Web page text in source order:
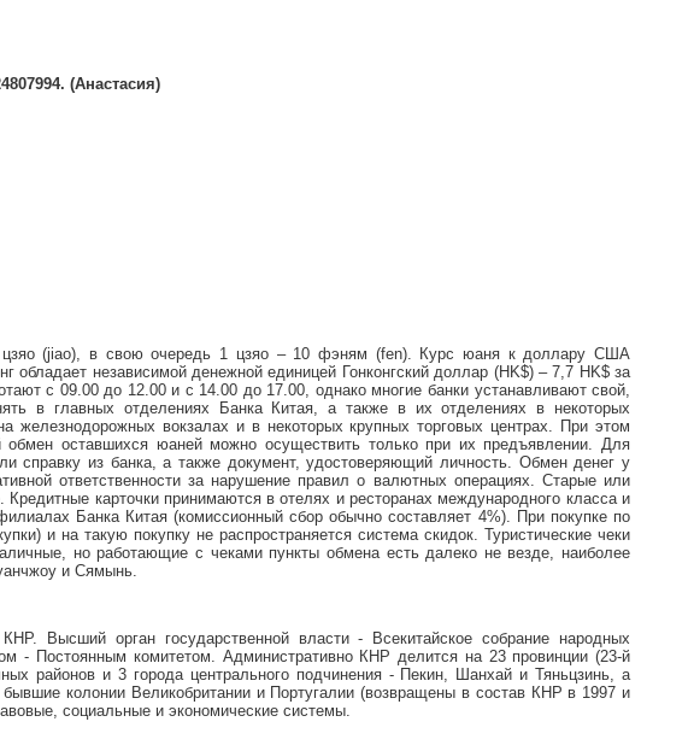
(Анастасия)
(jiao), в свою очередь 1 цзяо – 10 фэням (fen). Курс юаня к доллару США
обладает независимой денежной единицей Гонконгский доллар (HK$) – 7,7 HK$ за
с 09.00 до 12.00 и с 14.00 до 17.00, однако многие банки устанавливают свой,
в главных отделениях Банка Китая, а также в их отделениях в некоторых
железнодорожных вокзалах и в некоторых крупных торговых центрах. При этом
обмен оставшихся юаней можно осуществить только при их предъявлении. Для
справку из банка, а также документ, удостоверяющий личность. Обмен денег у
ответственности за нарушение правил о валютных операциях. Старые или
карточки принимаются в отелях и ресторанах международного класса и
Банка Китая (комиссионный сбор обычно составляет 4%). При покупке по
и на такую покупку не распространяется система скидок. Туристические чеки
но работающие с чеками пункты обмена есть далеко не везде, наиболее
и Сямынь.
Высший орган государственной власти - Всекитайское собрание народных
- Постоянным комитетом. Административно КНР делится на 23 провинции (23-й
районов и 3 города центрального подчинения - Пекин, Шанхай и Тяньцзинь, а
колонии Великобритании и Португалии (возвращены в состав КНР в 1997 и
социальные и экономические системы.